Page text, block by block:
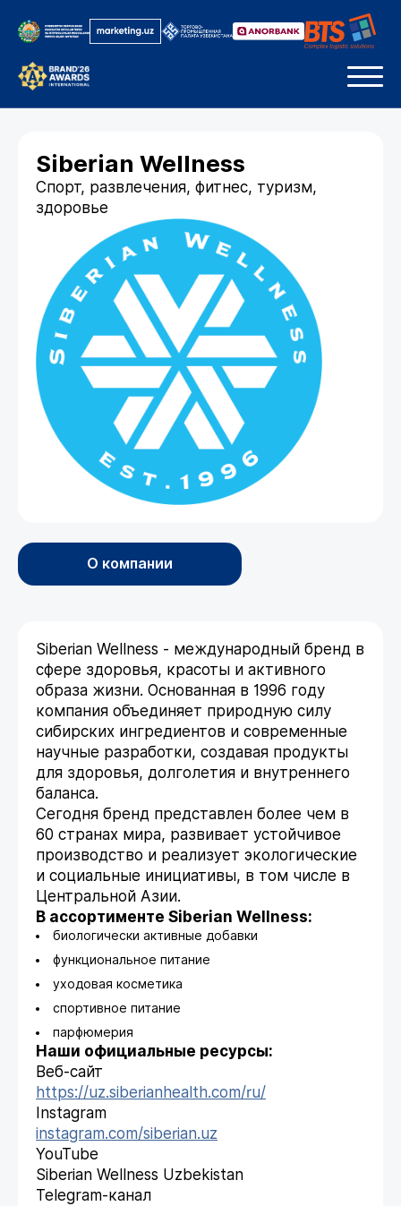
Siberian Wellness
Спорт, развлечения, фитнес, туризм,
здоровье
О компании
Siberian Wellness - международный бренд в
сфере здоровья, красоты и активного
образа жизни. Основанная в 1996 году
компания объединяет природную силу
сибирских ингредиентов и современные
научные разработки, создавая продукты
для здоровья, долголетия и внутреннего
баланса.
Сегодня бренд представлен более чем в
60 странах мира, развивает устойчивое
производство и реализует экологические
и социальные инициативы, в том числе в
Центральной Азии.
В ассортименте Siberian Wellness:
биологически активные добавки
функциональное питание
уходовая косметика
спортивное питание
парфюмерия
Наши официальные ресурсы:
Веб-сайт
https://uz.siberianhealth.com/ru/
Instagram
instagram.com/siberian.uz
YouTube
Siberian Wellness Uzbekistan
Telegram-канал